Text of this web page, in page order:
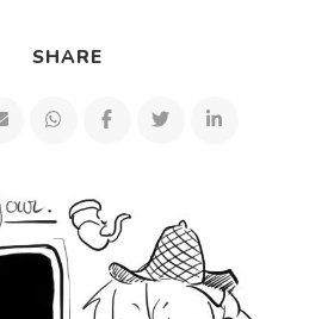
SHARE